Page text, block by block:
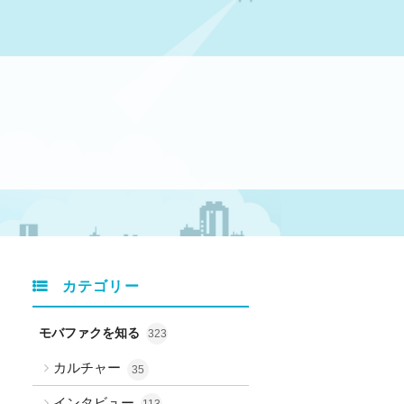
カテゴリー
モバファクを知る 323
カルチャー 35